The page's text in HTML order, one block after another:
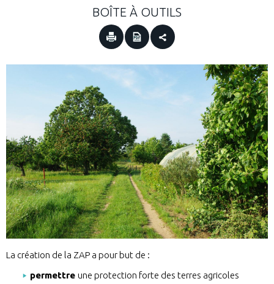
BOÎTE À OUTILS
La création de la ZAP a pour but de :
permettre une protection forte des terres agricoles